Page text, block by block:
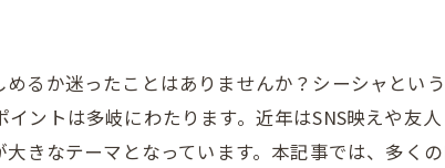
るか迷ったことはありませんか？シーシャとい
ントは多岐にわたります。近年はSNS映えや友
きなテーマとなっています。本記事では、多く